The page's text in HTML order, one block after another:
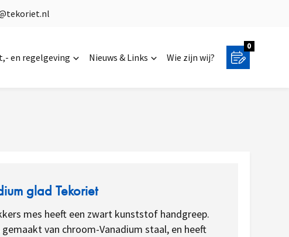
en regelgeving Nieuws & Links Wie zijn wij?
0
glad Tekoriet
mes heeft een zwart kunststof handgreep.
van chroom-Vanadium staal, en heeft